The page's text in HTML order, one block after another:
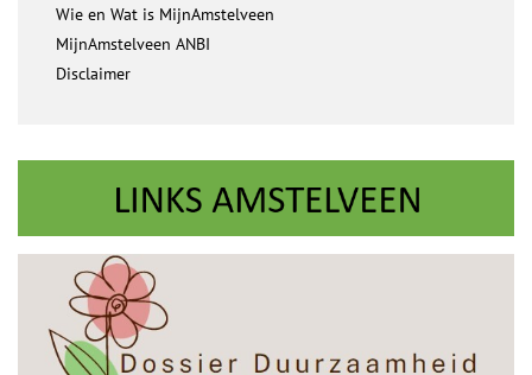
Wie en Wat is MijnAmstelveen
MijnAmstelveen ANBI
Disclaimer